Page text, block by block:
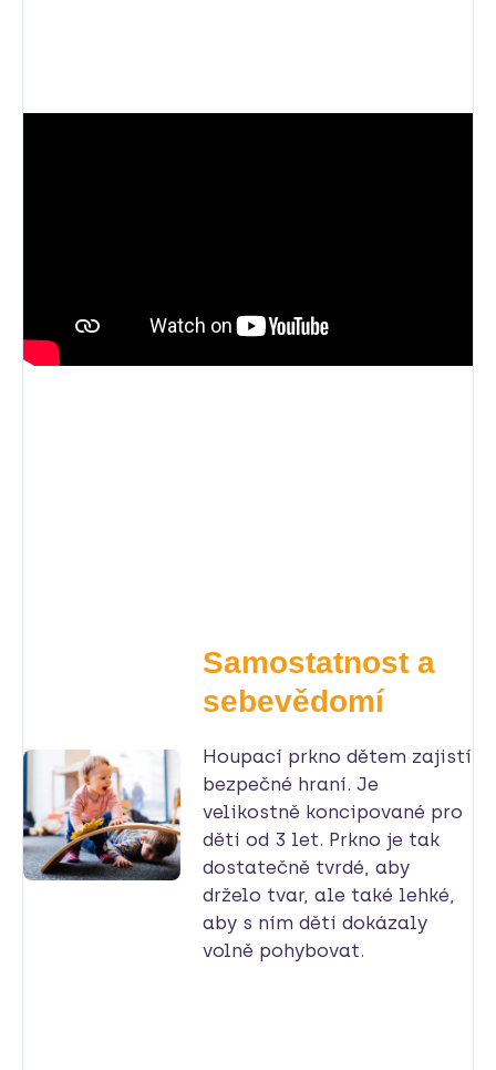
Samostatnost a
sebevědomí
Houpací prkno dětem zajistí
bezpečné hraní. Je
velikostně koncipované pro
děti od 3 let. Prkno je tak
dostatečně tvrdé, aby
drželo tvar, ale také lehké,
aby s ním děti dokázaly
volně pohybovat.